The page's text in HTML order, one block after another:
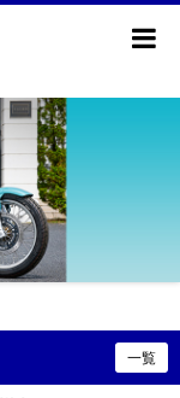
一覧